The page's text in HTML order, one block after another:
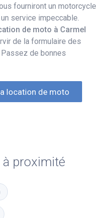
fourniront un motorcycle
service impeccable.
de moto à Carmel
de la formulaire des
de bonnes
location de moto
proximité